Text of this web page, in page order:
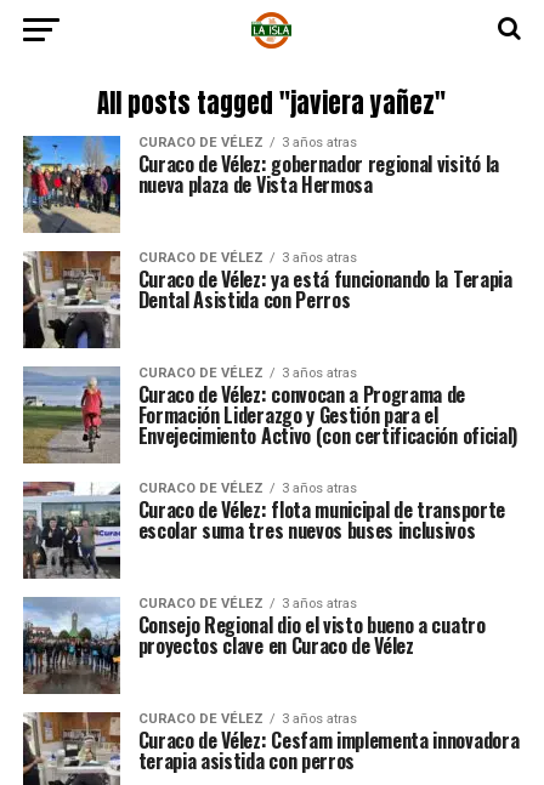
All posts tagged "javiera yañez"
CURACO DE VÉLEZ 3 años atras
Curaco de Vélez: gobernador regional visitó la
nueva plaza de Vista Hermosa
CURACO DE VÉLEZ 3 años atras
Curaco de Vélez: ya está funcionando la Terapia
Dental Asistida con Perros
CURACO DE VÉLEZ 3 años atras
Curaco de Vélez: convocan a Programa de
Formación Liderazgo y Gestión para el
Envejecimiento Activo (con certificación oficial)
CURACO DE VÉLEZ 3 años atras
Curaco de Vélez: flota municipal de transporte
escolar suma tres nuevos buses inclusivos
CURACO DE VÉLEZ 3 años atras
Consejo Regional dio el visto bueno a cuatro
proyectos clave en Curaco de Vélez
CURACO DE VÉLEZ 3 años atras
Curaco de Vélez: Cesfam implementa innovadora
terapia asistida con perros